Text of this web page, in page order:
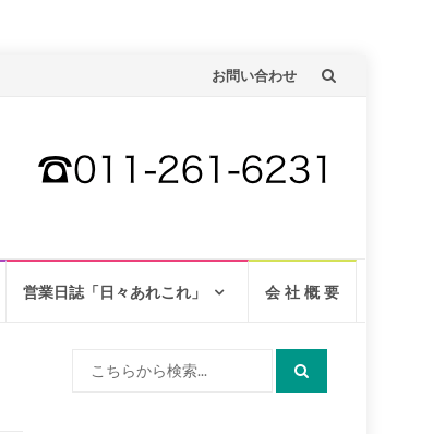
コ
テ
お問い合わせ
営業日誌「日々あれこれ」 会 社 概 要